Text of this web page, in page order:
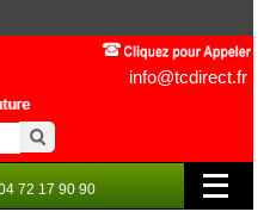
info@tcdirect.fr
72 17 90 90